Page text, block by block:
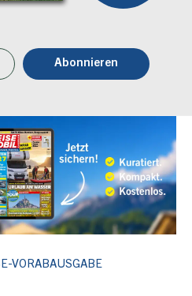
Abonnieren
VORABAUSGABE